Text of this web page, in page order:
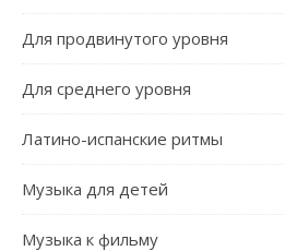
Для продвинутого уровня
Для среднего уровня
Латино-испанские ритмы
Музыка для детей
Музыка к фильму